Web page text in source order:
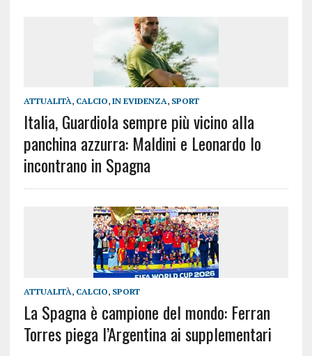
ATTUALITÀ, CALCIO, IN EVIDENZA, SPORT
Italia, Guardiola sempre più vicino alla
panchina azzurra: Maldini e Leonardo lo
incontrano in Spagna
ATTUALITÀ, CALCIO, SPORT
La Spagna è campione del mondo: Ferran
Torres piega l’Argentina ai supplementari